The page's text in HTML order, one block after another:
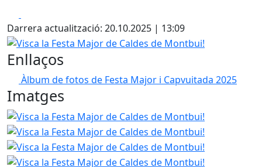
Darrera actualització: 20.10.2025 | 13:09
Visca la Festa Major de Caldes de Montbui!
Enllaços
Àlbum de fotos de Festa Major i Capvuitada 2025
Imatges
Visca la Festa Major de Caldes de Montbui!